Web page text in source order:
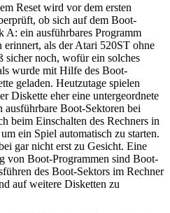
Reset wird vor dem ersten
ob sich auf dem Boot-
ein ausführbares Programm
als der Atari 520ST ohne
noch, wofür ein solches
wurde mit Hilfe des Boot-
geladen. Heutzutage spielen
Diskette eher eine untergeordnete
Boot-Sektoren bei
beim Einschalten des Rechners in
ein Spiel automatisch zu starten.
gar nicht erst zu Gesicht. Eine
von Boot-Programmen sind Boot-
des Boot-Sektors im Rechner
auf weitere Disketten zu